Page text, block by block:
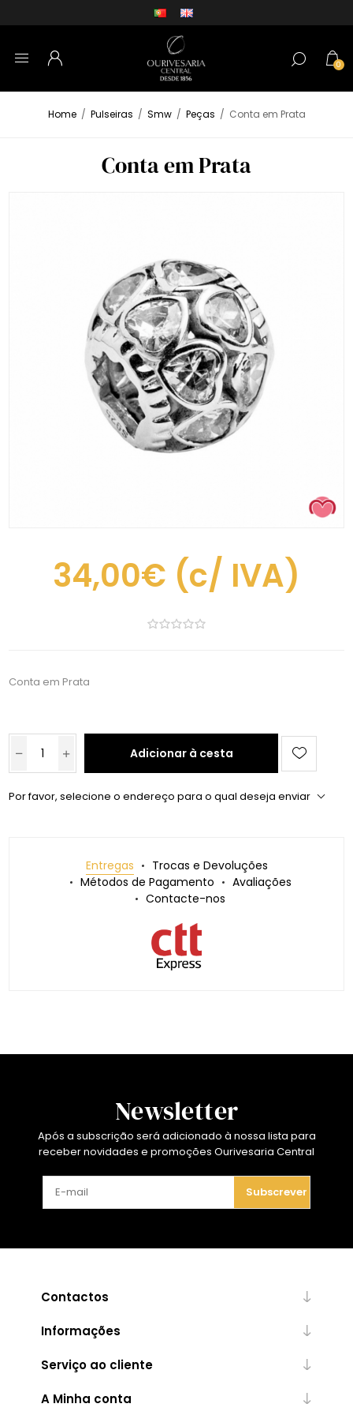
0
Home / Pulseiras / Smw / Peças / Conta em Prata
Conta em Prata
34,00€ (c/ IVA)
Conta em Prata
Adicionar à cesta
Por favor, selecione o endereço para o qual deseja enviar
Entregas
Trocas e Devoluções
Métodos de Pagamento
Avaliações
Contacte-nos
Newsletter
Após a subscrição será adicionado à nossa lista para
receber novidades e promoções Ourivesaria Central
Subscrever
Contactos
Informações
Serviço ao cliente
A Minha conta